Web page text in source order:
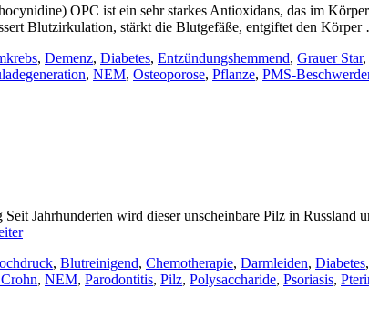
OPC ist ein sehr starkes Antioxidans, das im
Blutzirkulation, stärkt die Blutgefäße, entgiftet den
, Demenz, Diabetes, Entzündungshemmend, Grauer Star,
, NEM, Osteoporose, Pflanze, PMS-
Jahrhunderten wird dieser unscheinbare Pilz in
, Blutreinigend, Chemotherapie, Darmleiden, Diabetes,
, NEM, Parodontitis, Pilz, Polysaccharide, Psoriasis,